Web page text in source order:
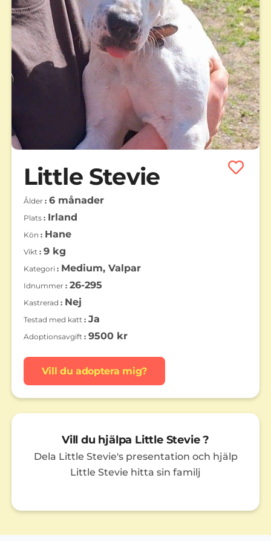
Little Stevie
Ålder 6 månader
Plats Irland
Kön Hane
Vikt 9 kg
Kategori Medium, Valpar
Idnummer 26-295
Kastrerad Nej
Testad med katt Ja
Adoptionsavgift 9500 kr
Vill du adoptera mig?
Vill du hjälpa Little Stevie ?
Dela Little Stevie's presentation och hjälp
Little Stevie hitta sin familj